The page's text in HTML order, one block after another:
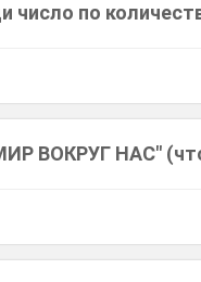
число по
ВОКРУГ НАС"